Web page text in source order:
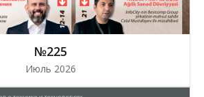
№225
Июль 2026